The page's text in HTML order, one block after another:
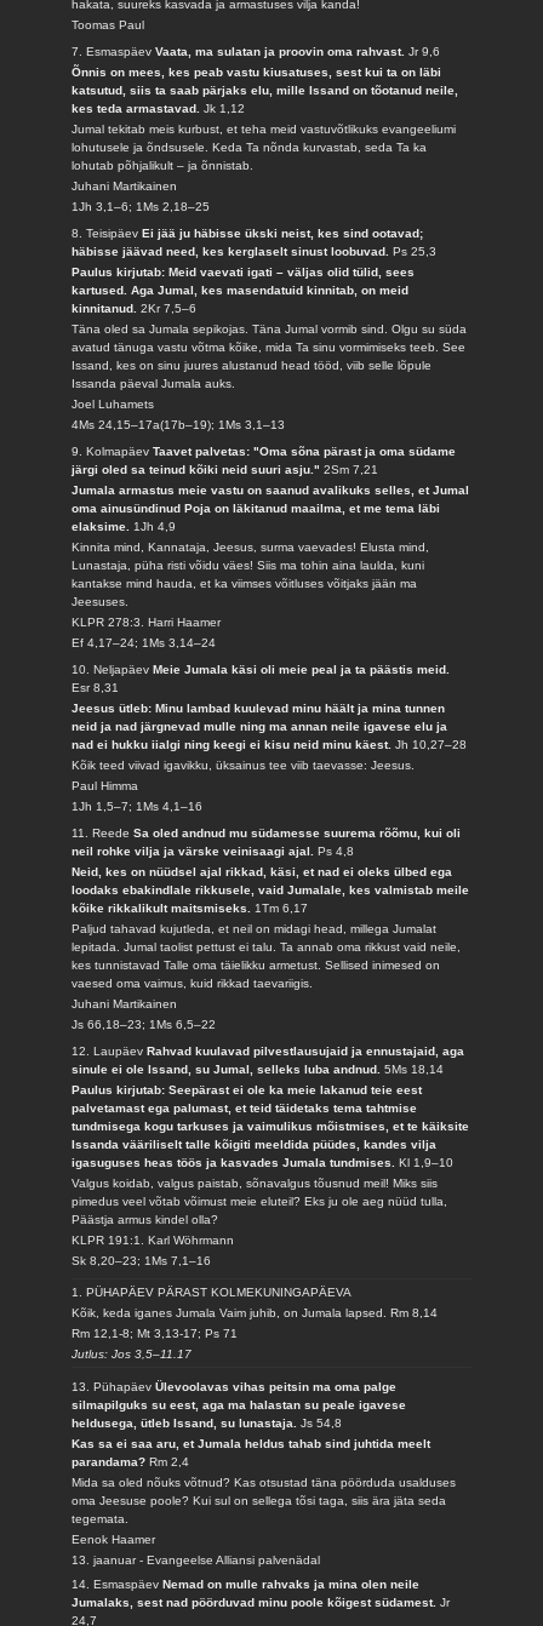
hakata, suureks kasvada ja armastuses vilja kanda!
Toomas Paul
7. EsmaspäevVaata, ma sulatan ja proovin oma rahvast.Jr 9,6
Õnnis on mees, kes peab vastu kiusatuses, sest kui ta on läbi
katsutud, siis ta saab pärjaks elu, mille Issand on tõotanud neile,
kes teda armastavad.Jk 1,12
Jumal tekitab meis kurbust, et teha meid vastuvõtlikuks evangeeliumi
lohutusele ja õndsusele. Keda Ta nõnda kurvastab, seda Ta ka
lohutab põhjalikult – ja õnnistab.
Juhani Martikainen
1Jh 3,1–6; 1Ms 2,18–25
8. TeisipäevEi jää ju häbisse ükski neist, kes sind ootavad;
häbisse jäävad need, kes kerglaselt sinust loobuvad.Ps 25,3
Paulus kirjutab: Meid vaevati igati – väljas olid tülid, sees
kartused. Aga Jumal, kes masendatuid kinnitab, on meid
kinnitanud.2Kr 7,5–6
Täna oled sa Jumala sepikojas. Täna Jumal vormib sind. Olgu su süda
avatud tänuga vastu võtma kõike, mida Ta sinu vormimiseks teeb. See
Issand, kes on sinu juures alustanud head tööd, viib selle lõpule
Issanda päeval Jumala auks.
Joel Luhamets
4Ms 24,15–17a(17b–19); 1Ms 3,1–13
9. KolmapäevTaavet palvetas: "Oma sõna pärast ja oma südame
järgi oled sa teinud kõiki neid suuri asju."2Sm 7,21
Jumala armastus meie vastu on saanud avalikuks selles, et Jumal
oma ainusündinud Poja on läkitanud maailma, et me tema läbi
elaksime. 1Jh 4,9
Kinnita mind, Kannataja, Jeesus, surma vaevades! Elusta mind,
Lunastaja, püha risti võidu väes! Siis ma tohin aina laulda, kuni
kantakse mind hauda, et ka viimses võitluses võitjaks jään ma
Jeesuses.
KLPR 278:3. Harri Haamer
Ef 4,17–24; 1Ms 3,14–24
10. NeljapäevMeie Jumala käsi oli meie peal ja ta päästis meid.
Esr 8,31
Jeesus ütleb: Minu lambad kuulevad minu häält ja mina tunnen
neid ja nad järgnevad mulle ning ma annan neile igavese elu ja
nad ei hukku iialgi ning keegi ei kisu neid minu käest.Jh 10,27–28
Kõik teed viivad igavikku, üksainus tee viib taevasse: Jeesus.
Paul Himma
1Jh 1,5–7; 1Ms 4,1–16
11. ReedeSa oled andnud mu südamesse suurema rõõmu, kui oli
neil rohke vilja ja värske veinisaagi ajal.Ps 4,8
Neid, kes on nüüdsel ajal rikkad, käsi, et nad ei oleks ülbed ega
loodaks ebakindlale rikkusele, vaid Jumalale, kes valmistab meile
kõike rikkalikult maitsmiseks. 1Tm 6,17
Paljud tahavad kujutleda, et neil on midagi head, millega Jumalat
lepitada. Jumal taolist pettust ei talu. Ta annab oma rikkust vaid neile,
kes tunnistavad Talle oma täielikku armetust. Sellised inimesed on
vaesed oma vaimus, kuid rikkad taevariigis.
Juhani Martikainen
Js 66,18–23; 1Ms 6,5–22
12. LaupäevRahvad kuulavad pilvestlausujaid ja ennustajaid, aga
sinule ei ole Issand, su Jumal, selleks luba andnud.5Ms 18,14
Paulus kirjutab: Seepärast ei ole ka meie lakanud teie eest
palvetamast ega palumast, et teid täidetaks tema tahtmise
tundmisega kogu tarkuses ja vaimulikus mõistmises, et te käiksite
Issanda vääriliselt talle kõigiti meeldida püüdes, kandes vilja
igasuguses heas töös ja kasvades Jumala tundmises.Kl 1,9–10
Valgus koidab, valgus paistab, sõnavalgus tõusnud meil! Miks siis
pimedus veel võtab võimust meie eluteil? Eks ju ole aeg nüüd tulla,
Päästja armus kindel olla?
KLPR 191:1. Karl Wöhrmann
Sk 8,20–23; 1Ms 7,1–16
1. PÜHAPÄEV PÄRAST KOLMEKUNINGAPÄEVA
Kõik, keda iganes Jumala Vaim juhib, on Jumala lapsed.Rm 8,14
Rm 12,1-8; Mt 3,13-17; Ps 71
Jutlus: Jos 3,5–11.17
13. PühapäevÜlevoolavas vihas peitsin ma oma palge
silmapilguks su eest, aga ma halastan su peale igavese
heldusega, ütleb Issand, su lunastaja.Js 54,8
Kas sa ei saa aru, et Jumala heldus tahab sind juhtida meelt
parandama?Rm 2,4
Mida sa oled nõuks võtnud? Kas otsustad täna pöörduda usalduses
oma Jeesuse poole? Kui sul on sellega tõsi taga, siis ära jäta seda
tegemata.
Eenok Haamer
13. jaanuar - Evangeelse Alliansi palvenädal
14. EsmaspäevNemad on mulle rahvaks ja mina olen neile
Jumalaks, sest nad pöörduvad minu poole kõigest südamest.Jr
24,7